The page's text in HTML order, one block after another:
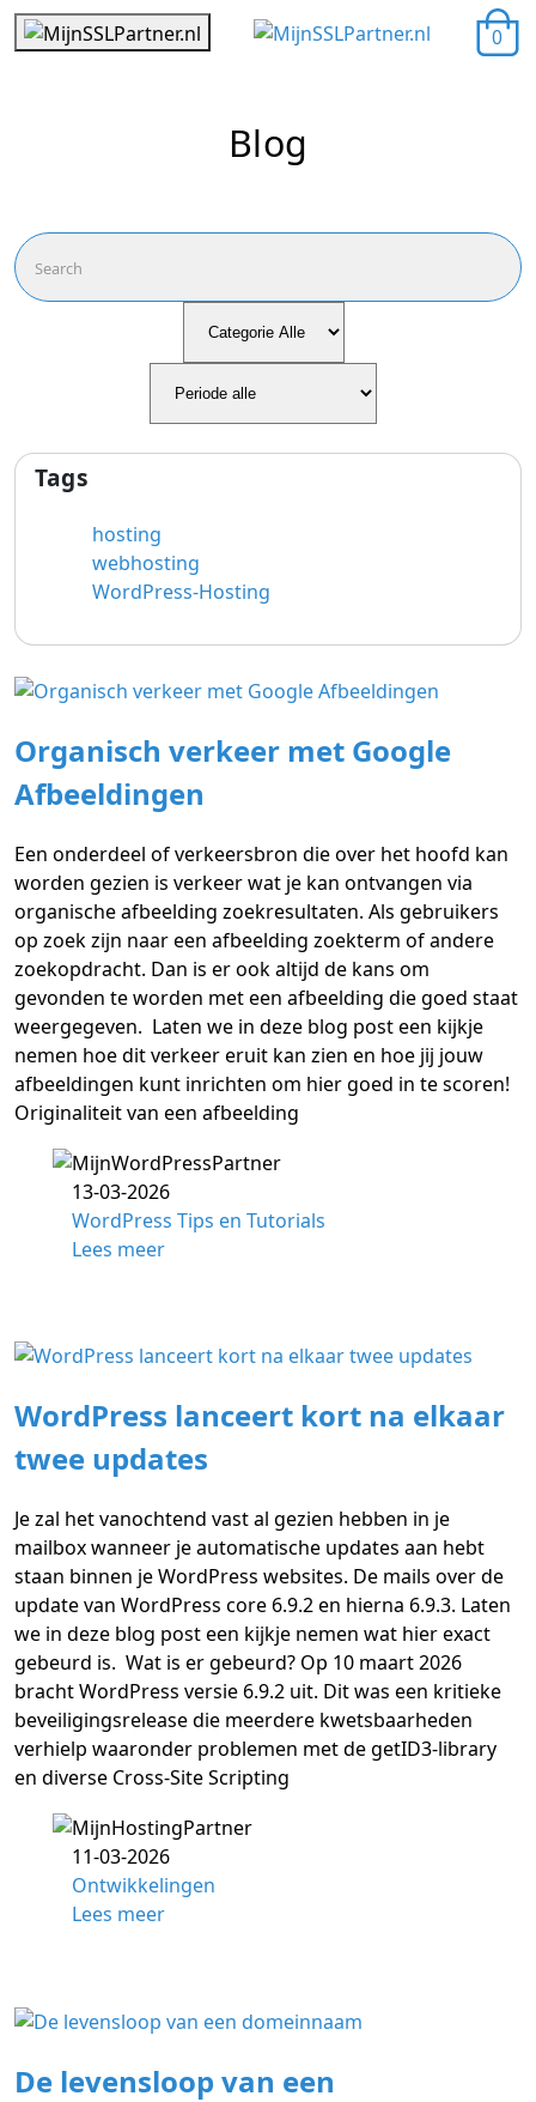
0
Blog
Tags
hosting
webhosting
WordPress-Hosting
Organisch verkeer met Google
Afbeeldingen
Een onderdeel of verkeersbron die over het hoofd kan
worden gezien is verkeer wat je kan ontvangen via
organische afbeelding zoekresultaten. Als gebruikers
op zoek zijn naar een afbeelding zoekterm of andere
zoekopdracht. Dan is er ook altijd de kans om
gevonden te worden met een afbeelding die goed staat
weergegeven. Laten we in deze blog post een kijkje
nemen hoe dit verkeer eruit kan zien en hoe jij jouw
afbeeldingen kunt inrichten om hier goed in te scoren!
Originaliteit van een afbeelding
13-03-2026
WordPress Tips en Tutorials
Lees meer
WordPress lanceert kort na elkaar
twee updates
Je zal het vanochtend vast al gezien hebben in je
mailbox wanneer je automatische updates aan hebt
staan binnen je WordPress websites. De mails over de
update van WordPress core 6.9.2 en hierna 6.9.3. Laten
we in deze blog post een kijkje nemen wat hier exact
gebeurd is. Wat is er gebeurd? Op 10 maart 2026
bracht WordPress versie 6.9.2 uit. Dit was een kritieke
beveiligingsrelease die meerdere kwetsbaarheden
verhielp waaronder problemen met de getID3-library
en diverse Cross-Site Scripting
11-03-2026
Ontwikkelingen
Lees meer
De levensloop van een